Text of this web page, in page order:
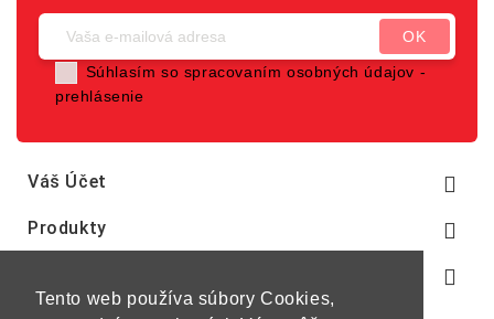
Tento web používa súbory Cookies,
Súhlasím so spracovaním osobných údajov -
prehlásenie
Váš Účet 
Produkty 
